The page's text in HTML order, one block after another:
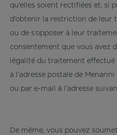
qu’elles soient rectifiées et, si
d’obtenir la restriction de leur
ou de s’opposer à leur
consentement que vous avez
légalité du traitement
à l’adresse postale de
ou par e-mail à l’adresse
De même, vous pouvez